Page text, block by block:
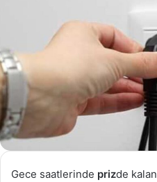
Gece saatlerinde prizde kalan